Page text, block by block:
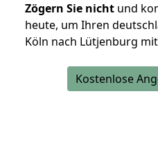
Zögern Sie nicht und
heute, um Ihren
Köln nach Lütjenburg
Kostenlose